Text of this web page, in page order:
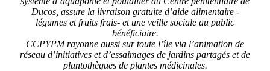
Ducos, assure la livraison gratuite d’aide alimentaire -
légumes et fruits frais- et une veille sociale au public
bénéficiaire.
CCPYPM rayonne aussi sur toute l’île via l’animation de
réseau d’initiatives et d’essaimages de jardins partagés et de
plantothèques de plantes médicinales.